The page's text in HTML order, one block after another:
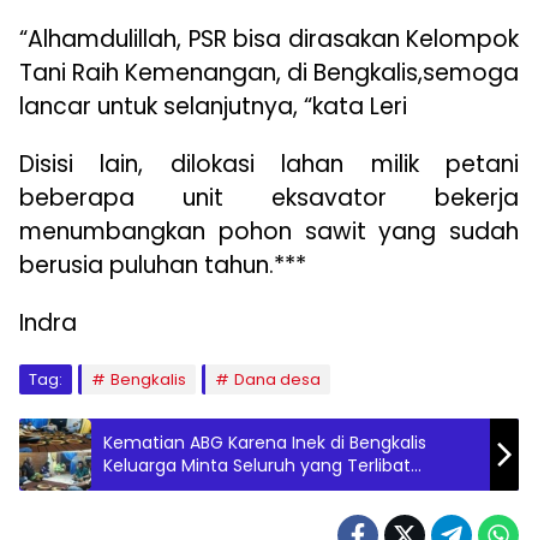
“Alhamdulillah, PSR bisa dirasakan Kelompok
Tani Raih Kemenangan, di Bengkalis,semoga
lancar untuk selanjutnya, “kata Leri
Disisi lain, dilokasi lahan milik petani
beberapa unit eksavator bekerja
menumbangkan pohon sawit yang sudah
berusia puluhan tahun.***
Indra
Tag: Bengkalis Dana desa
Kematian ABG Karena Inek di Bengkalis
Keluarga Minta Seluruh yang Terlibat
Diperiksa